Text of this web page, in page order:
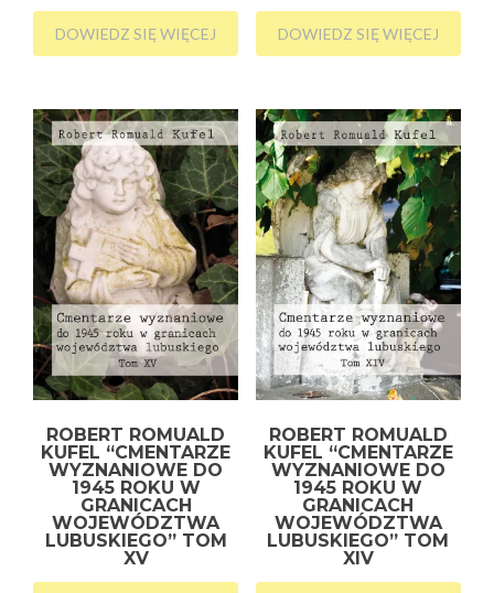
DOWIEDZ SIĘ WIĘCEJ DOWIEDZ SIĘ WIĘCEJ
ROBERT ROMUALD
KUFEL “CMENTARZE
WYZNANIOWE DO
1945 ROKU W
GRANICACH
WOJEWÓDZTWA
LUBUSKIEGO” TOM
XV
ROBERT ROMUALD
KUFEL “CMENTARZE
WYZNANIOWE DO
1945 ROKU W
GRANICACH
WOJEWÓDZTWA
LUBUSKIEGO” TOM
XIV